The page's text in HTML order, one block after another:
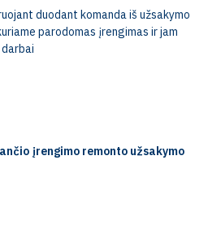
duodant komanda iš užsakymo
parodomas įrengimas ir jam
įrengimo remonto užsakymo